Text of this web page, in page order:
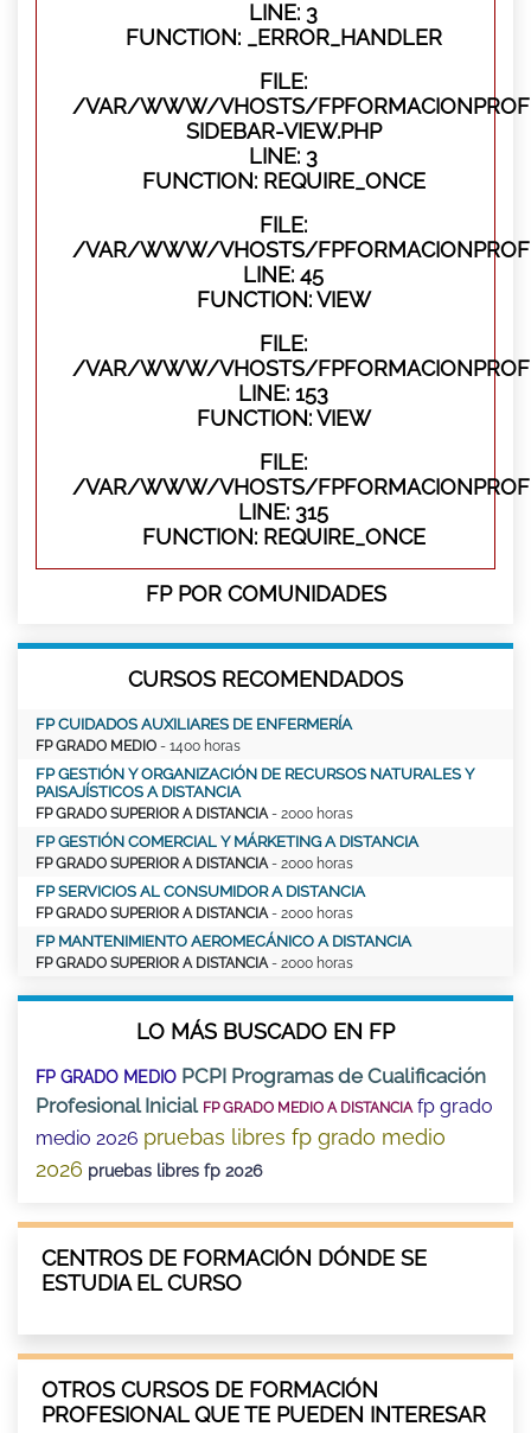
LINE: 3
FUNCTION: _ERROR_HANDLER
FILE:
/VAR/WWW/VHOSTS/
SIDEBAR-VIEW.PHP
LINE: 3
FUNCTION: REQUIRE_ONCE
FILE:
/VAR/WWW/VHOSTS/
LINE: 45
FUNCTION: VIEW
FILE:
/VAR/WWW/VHOSTS/
LINE: 153
FUNCTION: VIEW
FILE:
/VAR/WWW/VHOSTS/
LINE: 315
FUNCTION: REQUIRE_ONCE
FP POR COMUNIDADES
CURSOS RECOMENDADOS
FP CUIDADOS AUXILIARES DE ENFERMERÍA
FP GRADO MEDIO - 1400 horas
FP GESTIÓN Y ORGANIZACIÓN DE RECURSOS NATURALES Y
PAISAJÍSTICOS A DISTANCIA
FP GRADO SUPERIOR A DISTANCIA - 2000 horas
FP GESTIÓN COMERCIAL Y MÁRKETING A DISTANCIA
FP GRADO SUPERIOR A DISTANCIA - 2000 horas
FP SERVICIOS AL CONSUMIDOR A DISTANCIA
FP GRADO SUPERIOR A DISTANCIA - 2000 horas
FP MANTENIMIENTO AEROMECÁNICO A DISTANCIA
FP GRADO SUPERIOR A DISTANCIA - 2000 horas
LO MÁS BUSCADO EN FP
FP GRADO MEDIO PCPI Programas de Cualificación
Profesional Inicial FP GRADO MEDIO A DISTANCIA fp grado
medio 2026 pruebas libres fp grado medio
2026 pruebas libres fp 2026
CENTROS DE FORMACIÓN DÓNDE SE
ESTUDIA EL CURSO
OTROS CURSOS DE FORMACIÓN
PROFESIONAL QUE TE PUEDEN INTERESAR